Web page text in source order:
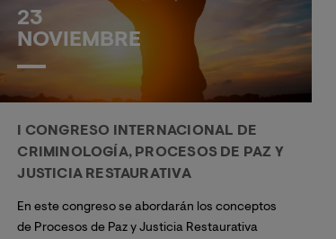
¡Grandes
23
NOVIEMBRE
I CONGRESO INTERNACIONAL DE
CRIMINOLOGÍA, PROCESOS DE PAZ Y
JUSTICIA RESTAURATIVA
En este congreso se abordarán los conceptos
de Procesos de Paz y Justicia Restaurativa